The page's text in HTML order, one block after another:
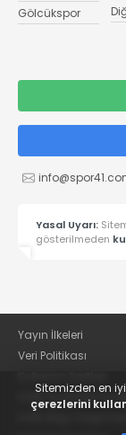
Gölcükspor
Yasal Uyarı:
gösterilmeden
Yayın İlkeleri
Veri Politikası
KVKK Aydınlatma
Sitemizden en
çerezlerini